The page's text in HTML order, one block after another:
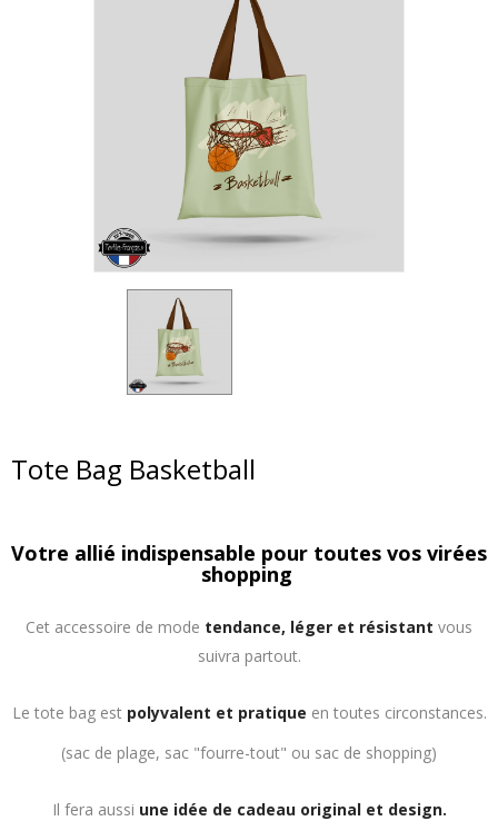
Tote Bag Basketball
Votre allié indispensable pour toutes vos virées
shopping
Cet accessoire de mode tendance, léger et résistant vous
suivra partout.
Le tote bag est polyvalent et pratique en toutes circonstances.
(sac de plage, sac "fourre-tout" ou sac de shopping)
Il fera aussi une idée de cadeau original et design.